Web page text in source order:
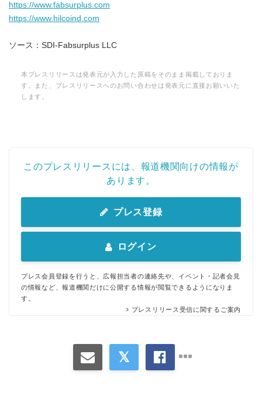
https://www.fabsurplus.com
https://www.hilcoind.com
ソース：SDI-Fabsurplus LLC
本プレスリリースは発表元が入力した原稿をそのまま掲載しておりま
す。また、プレスリリースへのお問い合わせは発表元に直接お願いいた
します。
このプレスリリースには、報道機関向けの情報が
あります。
プレス登録
ログイン
プレス会員登録を行うと、広報担当者の連絡先や、イベント・記者会見
の情報など、報道機関だけに公開する情報が閲覧できるようになりま
す。
プレスリリース受信に関するご案内